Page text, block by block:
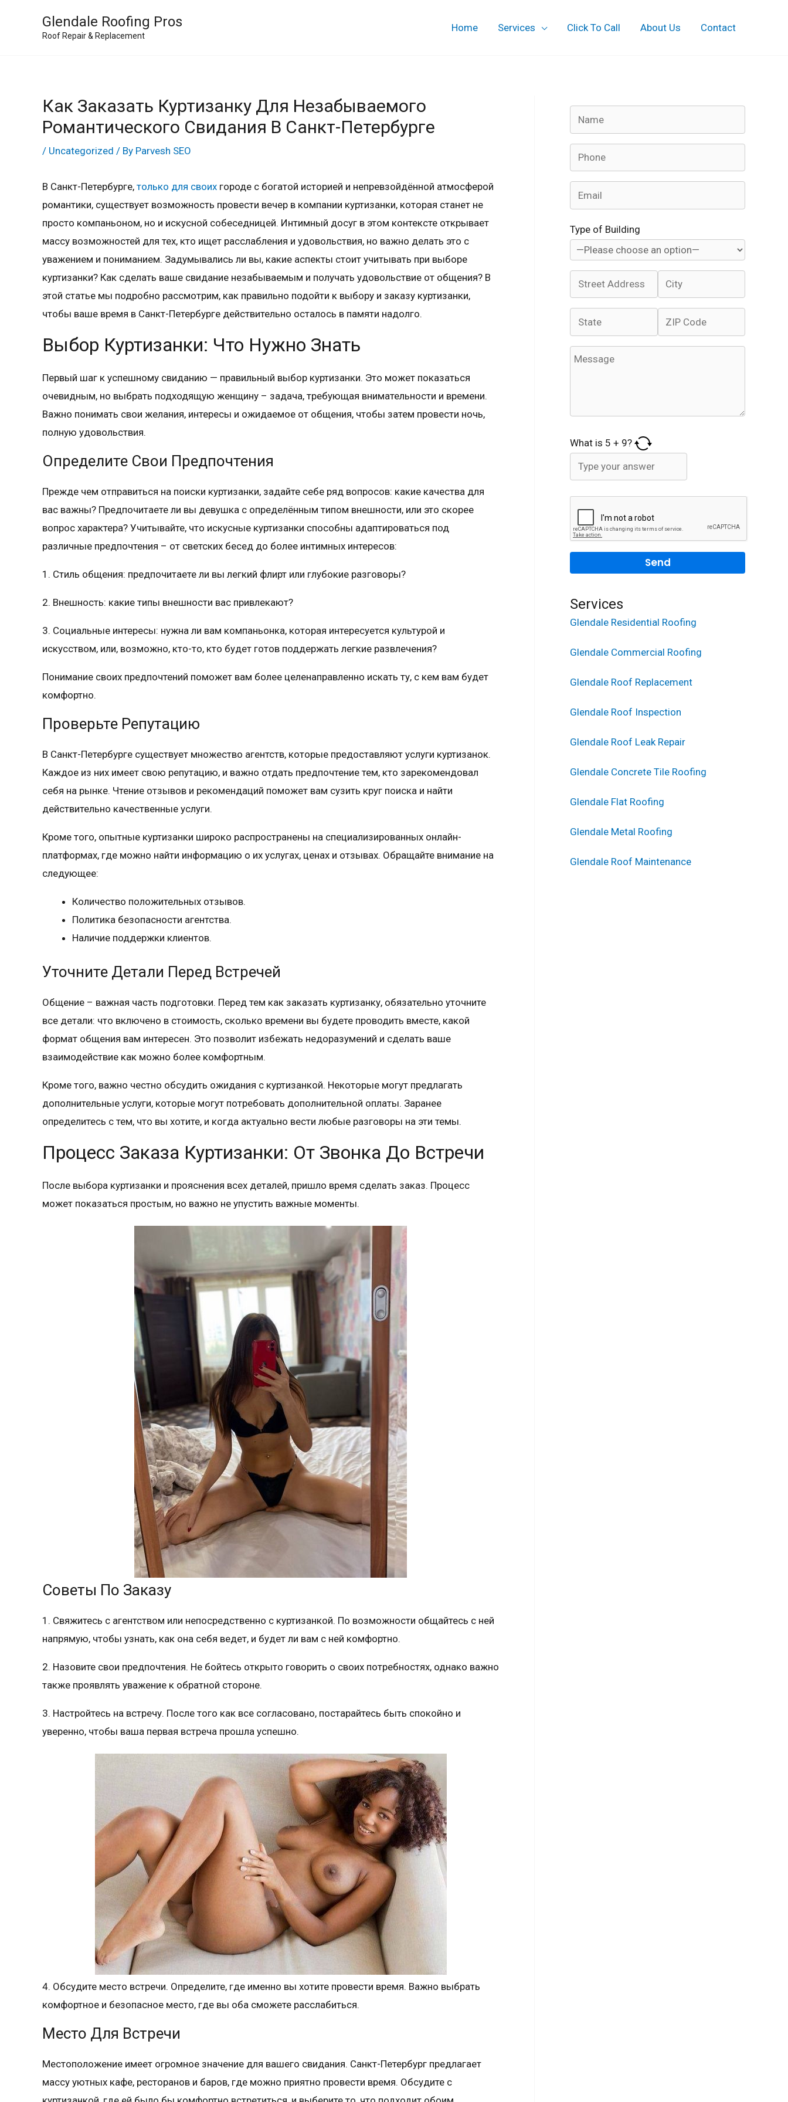
Glendale Roofing Pros
Roof Repair & Replacement
Home Services Click To Call About Us Contact
Как Заказать Куртизанку Для Незабываемого
Романтического Свидания В Санкт-Петербурге
/ Uncategorized / By Parvesh SEO
В Санкт-Петербурге, только для своих городе с богатой историей и непревзойдённой атмосферой
романтики, существует возможность провести вечер в компании куртизанки, которая станет не
просто компаньоном, но и искусной собеседницей. Интимный досуг в этом контексте открывает
массу возможностей для тех, кто ищет расслабления и удовольствия, но важно делать это с
уважением и пониманием. Задумывались ли вы, какие аспекты стоит учитывать при выборе
куртизанки? Как сделать ваше свидание незабываемым и получать удовольствие от общения? В
этой статье мы подробно рассмотрим, как правильно подойти к выбору и заказу куртизанки,
чтобы ваше время в Санкт-Петербурге действительно осталось в памяти надолго.
Выбор Куртизанки: Что Нужно Знать
Первый шаг к успешному свиданию — правильный выбор куртизанки. Это может показаться
очевидным, но выбрать подходящую женщину – задача, требующая внимательности и времени.
Важно понимать свои желания, интересы и ожидаемое от общения, чтобы затем провести ночь,
полную удовольствия.
Определите Свои Предпочтения
Прежде чем отправиться на поиски куртизанки, задайте себе ряд вопросов: какие качества для
вас важны? Предпочитаете ли вы девушка с определённым типом внешности, или это скорее
вопрос характера? Учитывайте, что искусные куртизанки способны адаптироваться под
различные предпочтения – от светских бесед до более интимных интересов:
1. Стиль общения: предпочитаете ли вы легкий флирт или глубокие разговоры?
2. Внешность: какие типы внешности вас привлекают?
3. Социальные интересы: нужна ли вам компаньонка, которая интересуется культурой и
искусством, или, возможно, кто-то, кто будет готов поддержать легкие развлечения?
Понимание своих предпочтений поможет вам более целенаправленно искать ту, с кем вам будет
комфортно.
Проверьте Репутацию
В Санкт-Петербурге существует множество агентств, которые предоставляют услуги куртизанок.
Каждое из них имеет свою репутацию, и важно отдать предпочтение тем, кто зарекомендовал
себя на рынке. Чтение отзывов и рекомендаций поможет вам сузить круг поиска и найти
действительно качественные услуги.
Кроме того, опытные куртизанки широко распространены на специализированных онлайн-
платформах, где можно найти информацию о их услугах, ценах и отзывах. Обращайте внимание на
следующее:
Количество положительных отзывов.
Политика безопасности агентства.
Наличие поддержки клиентов.
Уточните Детали Перед Встречей
Общение – важная часть подготовки. Перед тем как заказать куртизанку, обязательно уточните
все детали: что включено в стоимость, сколько времени вы будете проводить вместе, какой
формат общения вам интересен. Это позволит избежать недоразумений и сделать ваше
взаимодействие как можно более комфортным.
Кроме того, важно честно обсудить ожидания с куртизанкой. Некоторые могут предлагать
дополнительные услуги, которые могут потребовать дополнительной оплаты. Заранее
определитесь с тем, что вы хотите, и когда актуально вести любые разговоры на эти темы.
Процесс Заказа Куртизанки: От Звонка До Встречи
После выбора куртизанки и прояснения всех деталей, пришло время сделать заказ. Процесс
может показаться простым, но важно не упустить важные моменты.
Советы По Заказу
1. Свяжитесь с агентством или непосредственно с куртизанкой. По возможности общайтесь с ней
напрямую, чтобы узнать, как она себя ведет, и будет ли вам с ней комфортно.
2. Назовите свои предпочтения. Не бойтесь открыто говорить о своих потребностях, однако важно
также проявлять уважение к обратной стороне.
3. Настройтесь на встречу. После того как все согласовано, постарайтесь быть спокойно и
уверенно, чтобы ваша первая встреча прошла успешно.
4. Обсудите место встречи. Определите, где именно вы хотите провести время. Важно выбрать
комфортное и безопасное место, где вы оба сможете расслабиться.
Место Для Встречи
Местоположение имеет огромное значение для вашего свидания. Санкт-Петербург предлагает
массу уютных кафе, ресторанов и баров, где можно приятно провести время. Обсудите с
Type of Building
What is 5 + 9?
Services
Glendale Residential Roofing
Glendale Commercial Roofing
Glendale Roof Replacement
Glendale Roof Inspection
Glendale Roof Leak Repair
Glendale Concrete Tile Roofing
Glendale Flat Roofing
Glendale Metal Roofing
Glendale Roof Maintenance